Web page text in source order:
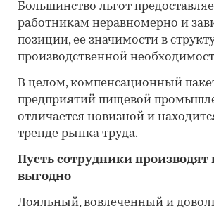
Большинство льгот
работникам неравномерно и
позиции, ее значимости в
производственной
В целом, компенсационный
предприятий пищевой
отличается новизной и
тренде рынка труда.
Пусть сотрудники производят
выгодно
Лояльный, вовлеченный и